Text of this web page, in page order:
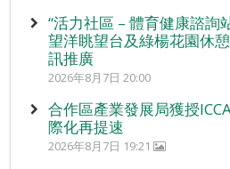
“活力社區 – 體育健康諮詢
望洋眺望台及綠楊花園休
訊推廣
2026年8月7日 20:00
合作區產業發展局獲授
際化再提速
2026年8月7日 19:21